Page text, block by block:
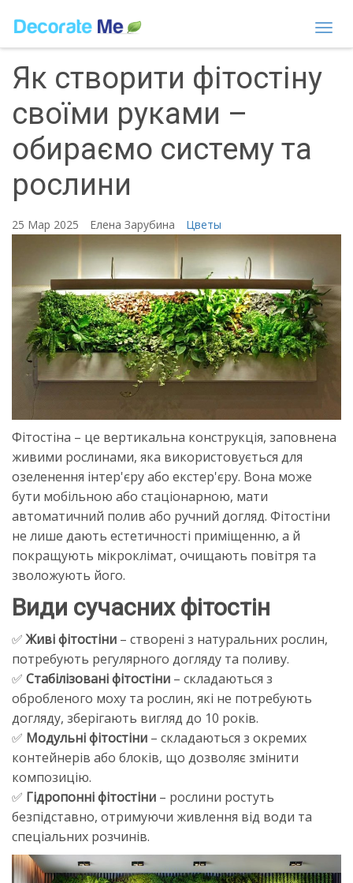
Як створити фітостіну
своїми руками –
обираємо систему та
рослини
25 Мар 2025 Елена Зарубина Цветы
Фітостіна – це вертикальна конструкція, заповнена
живими рослинами, яка використовується для
озеленення інтер'єру або екстер'єру. Вона може
бути мобільною або стаціонарною, мати
автоматичний полив або ручний догляд. Фітостіни
не лише дають естетичності приміщенню, а й
покращують мікроклімат, очищають повітря та
зволожують його.
Види сучасних фітостін
✅Живі фітостіни – створені з натуральних рослин,
потребують регулярного догляду та поливу.
✅ Стабілізовані фітостіни – складаються з
обробленого моху та рослин, які не потребують
догляду, зберігають вигляд до 10 років.
✅ Модульні фітостіни – складаються з окремих
контейнерів або блоків, що дозволяє змінити
композицію.
✅ Гідропонні фітостіни – рослини ростуть
безпідставно, отримуючи живлення від води та
спеціальних розчинів.